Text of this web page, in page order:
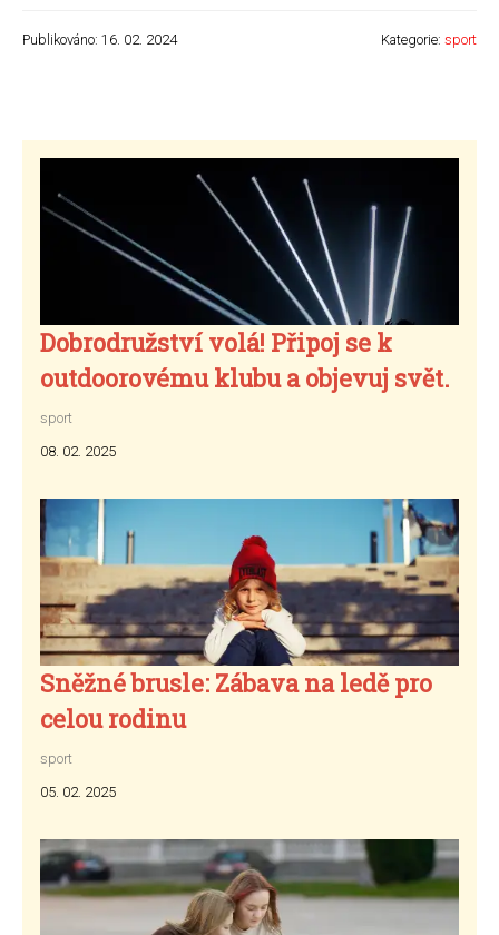
Publikováno: 16. 02. 2024 Kategorie: sport
Dobrodružství volá! Připoj se k
outdoorovému klubu a objevuj svět.
sport
08. 02. 2025
Sněžné brusle: Zábava na ledě pro
celou rodinu
sport
05. 02. 2025